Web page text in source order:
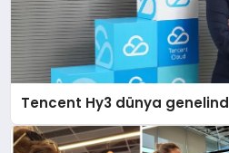
Tencent Hy3 dünya